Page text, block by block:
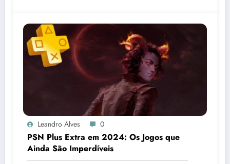
Leandro Alves 0
PSN Plus Extra em 2024: Os Jogos que
Ainda São Imperdíveis